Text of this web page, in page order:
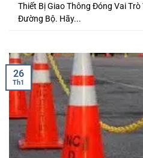
Thiết Bị Giao Thông Đóng Vai
Đường Bộ. Hãy...
26
Th1